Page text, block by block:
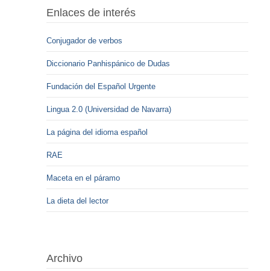
Enlaces de interés
Conjugador de verbos
Diccionario Panhispánico de Dudas
Fundación del Español Urgente
Lingua 2.0 (Universidad de Navarra)
La página del idioma español
RAE
Maceta en el páramo
La dieta del lector
Archivo